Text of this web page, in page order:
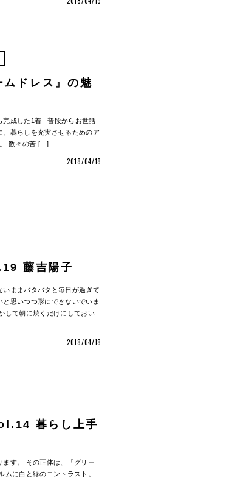
ドレス』の魅
完成した1着 普段からお世話
暮らしを充実させるためのア
数々の苦 […]
2018/04/18
藤吉陽子
ままバタバタと毎日が過ぎて
思いつつ形にできないでいま
して朝に焼くだけにしておい
2018/04/18
暮らし上手
す。 その正体は、「グリー
ムに白と緑のコントラスト。